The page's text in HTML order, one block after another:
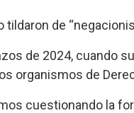
tildaron de
de 2024, cuando
organismos de
cuestionando la